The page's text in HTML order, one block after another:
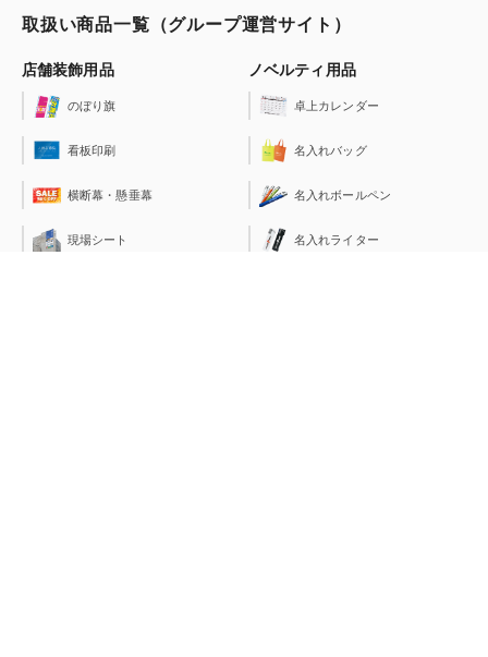
取扱い商品一覧（グループ運営サイト）
店舗装飾用品
のぼり旗
看板印刷
横断幕・懸垂幕
現場シート
ノベルティ用品
卓上カレンダー
名入れバッグ
名入れボールペン
名入れライター